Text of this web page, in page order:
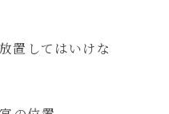
置してはいけな